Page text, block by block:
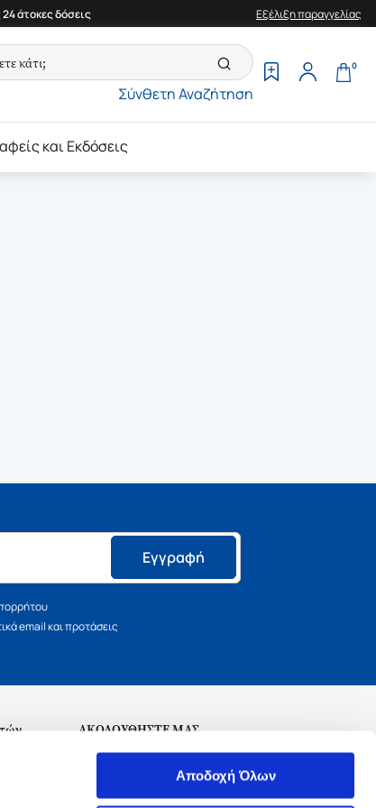
Αποδοχή Όλων
άτοκες δόσεις Εξέλιξη παραγγελίας
Σύνθετη Αναζήτηση
0
και Εκδόσεις
Εγγραφή
email και προτάσεις
ΑΚΟΛΟΥΘΗΣΤΕ ΜΑΣ